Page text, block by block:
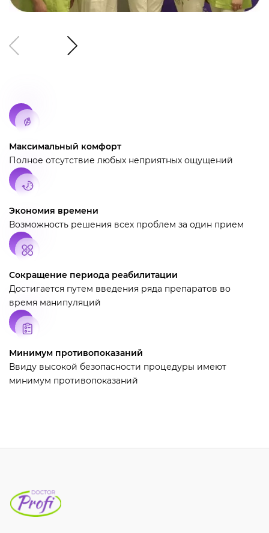
Максимальный комфорт
Полное отсутствие любых неприятных ощущений
Экономия времени
Возможность решения всех проблем за один прием
Сокращение периода реабилитации
Достигается путем введения ряда препаратов во
время манипуляций
Минимум противопоказаний
Ввиду высокой безопасности процедуры имеют
минимум противопоказаний